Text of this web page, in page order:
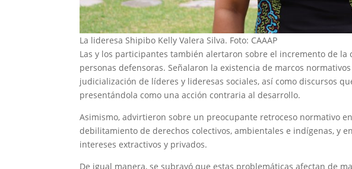
La lideresa Shipibo Kelly Valera Silva. Foto: CAAAP
Las y los participantes también alertaron sobre el incremento de
personas defensoras. Señalaron la existencia de marcos
judicialización de líderes y lideresas sociales, así como discursos
presentándola como una acción contraria al desarrollo.
Asimismo, advirtieron sobre un preocupante retroceso normativo
debilitamiento de derechos colectivos, ambientales e indígenas, y
intereses extractivos y privados.
De igual manera, se subrayó que estas problemáticas afectan de